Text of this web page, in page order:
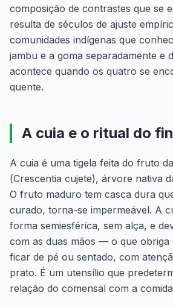
composição de contrastes que se
resulta de séculos de ajuste
comunidades indígenas que
jambu e a goma separadamente e
acontece quando os quatro se
quente.
A cuia e o ritual do
A cuia é uma tigela feita do fruto
(Crescentia cujete), árvore nativa
O fruto maduro tem casca dura
curado, torna-se impermeável. A
forma semiesférica, sem alça, e
com as duas mãos — o que obriga
ficar de pé ou sentado, com
prato. É um utensílio que
relação do comensal com a